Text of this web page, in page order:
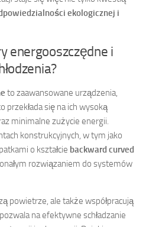
ekologicznej i
energooszczędne i
to zaawansowane urządzenia,
przekłada się na ich wysoką
minimalne zużycie energii.
konstrukcyjnych, w tym jako
o kształcie backward curved
rozwiązaniem do systemów
powietrze, ale także współpracują
na efektywne schładzanie